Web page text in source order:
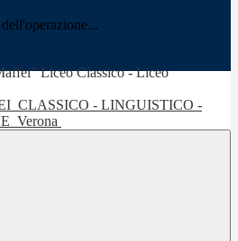
CLASSICO - LINGUISTICO -
Verona